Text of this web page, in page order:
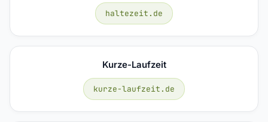
haltezeit.de
Kurze-Laufzeit
kurze-laufzeit.de